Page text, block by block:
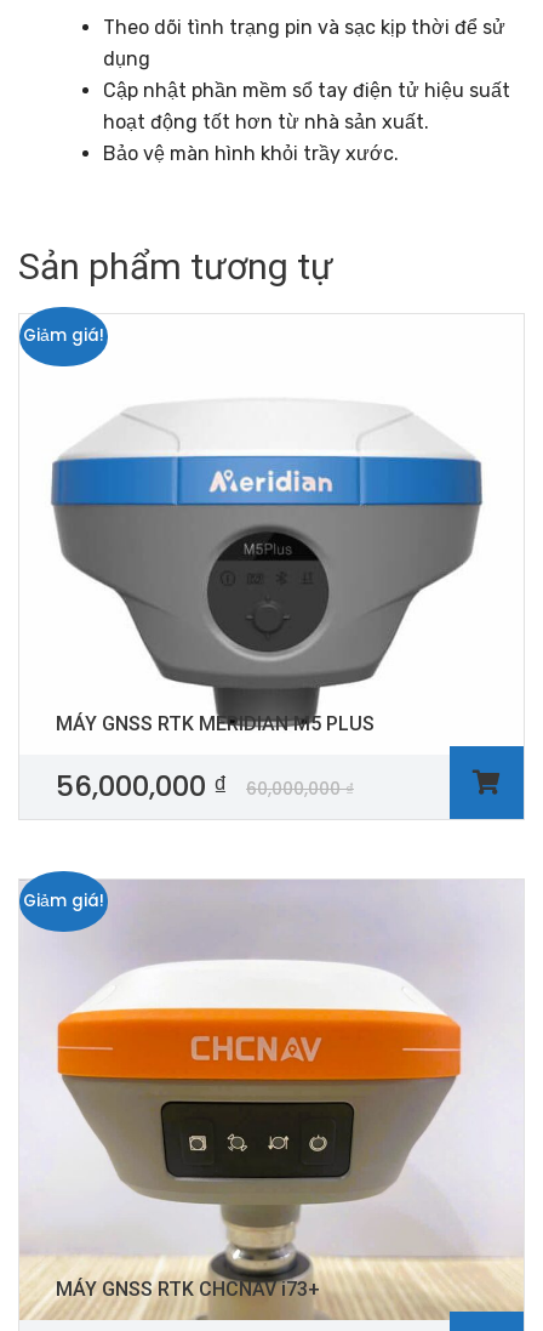
Theo dõi tình trạng pin và sạc kịp thời để sử
dụng
Cập nhật phần mềm sổ tay điện tử hiệu suất
hoạt động tốt hơn từ nhà sản xuất.
Bảo vệ màn hình khỏi trầy xước.
Sản phẩm tương tự
Giảm giá!
MÁY GNSS RTK MERIDIAN M5 PLUS
60,000,000₫
56,000,000 ₫
Giảm giá!
MÁY GNSS RTK CHCNAV i73+